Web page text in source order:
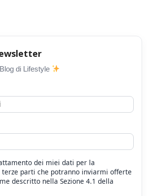
di Lifestyle
dei miei dati per la
terze parti che potranno inviarmi offerte
descritto nella Sezione 4.1 della